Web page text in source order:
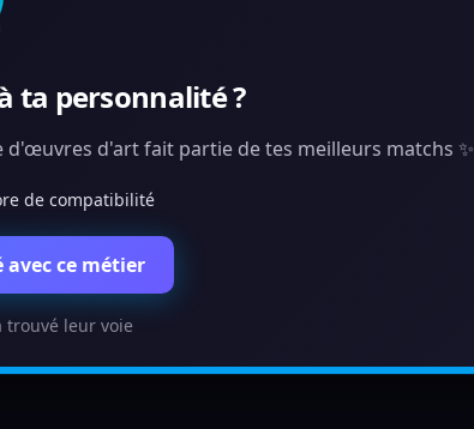
ta personnalité ?
d'œuvres d'art fait partie de tes meilleurs matchs ✨
de compatibilité
ce métier
trouvé leur voie